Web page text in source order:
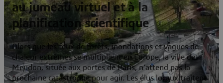
au jumeau virtuel et à la
planification scientifique
Alors que les feux de forêts, inondations et vagues de
chaleur extrêmes se multiplient en Europe, la ville de
Meudon, située aux portes de Paris, n'attend pas la
prochaine catastrophe pour agir. Les élus locaux traitent